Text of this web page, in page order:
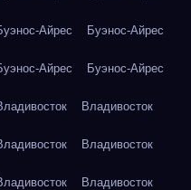
Айрес Буэнос-Айрес
Айрес Буэнос-Айрес
Владивосток
Владивосток
Владивосток